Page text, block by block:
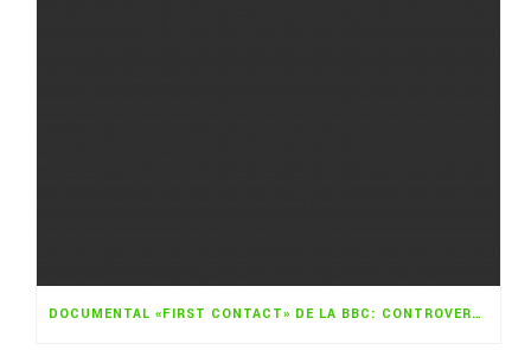
DOCUMENTAL «FIRST CONTACT» DE LA BBC: CONTROVERTIDO TURISMO INDÍGENA